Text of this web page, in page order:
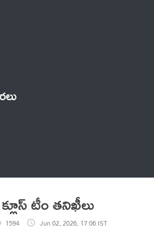
టీం తనిఖీలు
1594 Jun 02, 2026, 17:06 IST